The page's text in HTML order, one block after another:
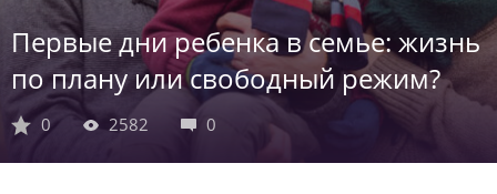
Первые дни ребенка в семье: жизнь
по плану или свободный режим?
0 2582 0